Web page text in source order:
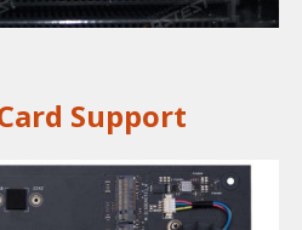
Support